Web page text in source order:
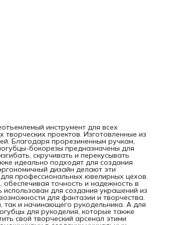
инструмент для всех
проектов. Изготовленные из
Благодаря прорезиненным ручкам,
бокорезы предназначены для
скручивать и перекусывать
идеально подходят для создания
дизайн делают эти
профессиональных ювелирных цехов.
точность и надежность в
для создания украшений из
для фантазии и творчества.
и начинающего рукодельника. А для
для рукоделия, которые также
свой творческий арсенал этими